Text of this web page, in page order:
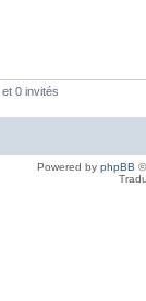
0 invités
Powered by phpBB